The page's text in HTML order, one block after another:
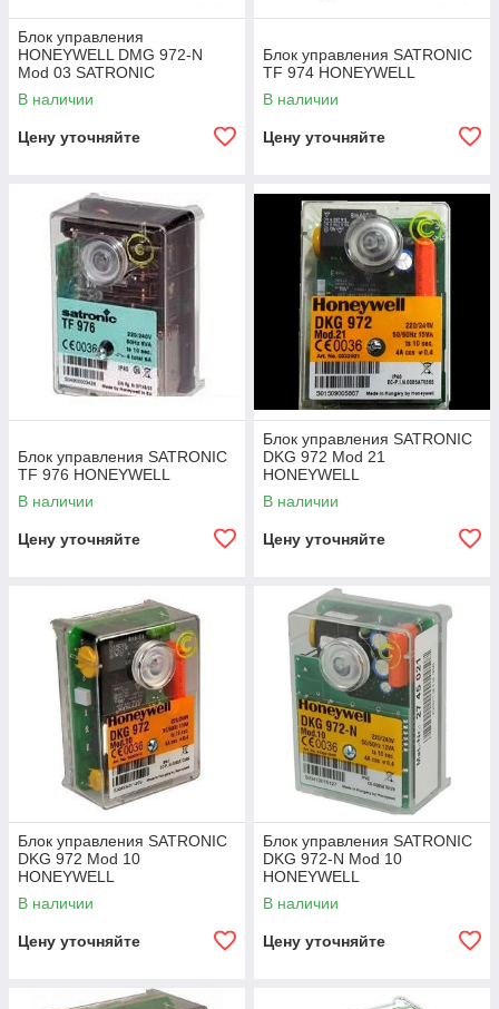
Блок управления
HONEYWELL DMG 972-N
Mod 03 SATRONIC
В наличии
Цену уточняйте
Блок управления SATRONIC
TF 974 HONEYWELL
В наличии
Цену уточняйте
Блок управления SATRONIC
TF 976 HONEYWELL
В наличии
Цену уточняйте
Блок управления SATRONIC
DKG 972 Mod 21
HONEYWELL
В наличии
Цену уточняйте
Блок управления SATRONIC
DKG 972 Mod 10
HONEYWELL
В наличии
Цену уточняйте
Блок управления SATRONIC
DKG 972-N Mod 10
HONEYWELL
В наличии
Цену уточняйте